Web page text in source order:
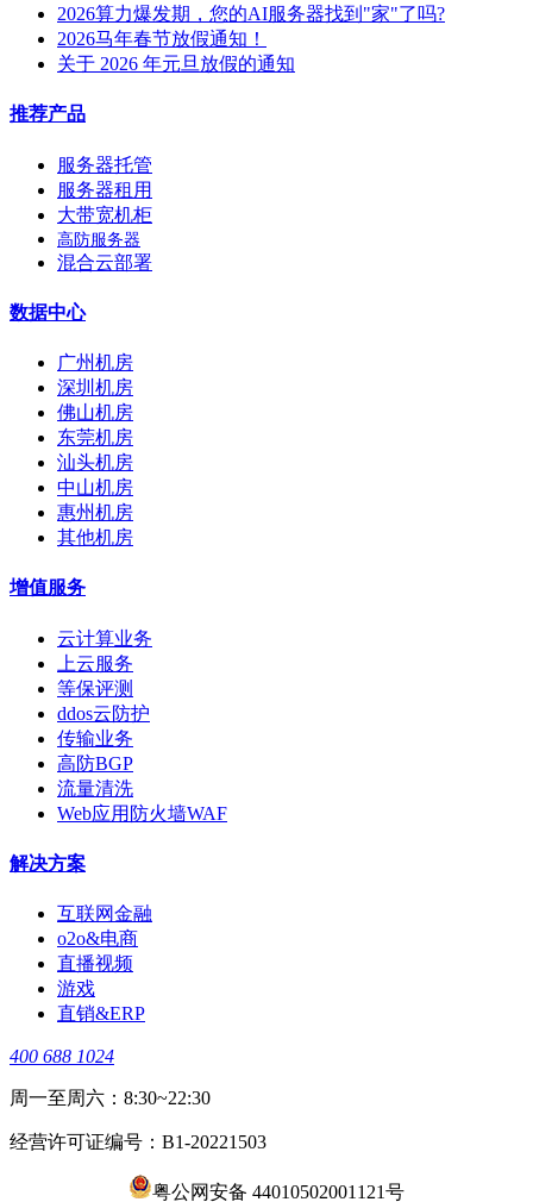
2026算力爆发期，您的AI服务器找到"家"了吗?
2026马年春节放假通知！
关于 2026 年元旦放假的通知
推荐产品
服务器托管
服务器租用
大带宽机柜
高防服务器
混合云部署
数据中心
广州机房
深圳机房
佛山机房
东莞机房
汕头机房
中山机房
惠州机房
其他机房
增值服务
云计算业务
上云服务
等保评测
ddos云防护
传输业务
高防BGP
流量清洗
Web应用防火墙WAF
解决方案
互联网金融
o2o&电商
直播视频
游戏
直销&ERP
400 688 1024
周一至周六：8:30~22:30
经营许可证编号：B1-20221503
粤公网安备 44010502001121号